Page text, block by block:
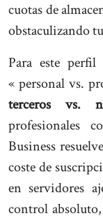
cuotas de
obstaculizando
Para este
« personal vs.
terceros vs.
profesionales
Business
coste de
en servidores
control